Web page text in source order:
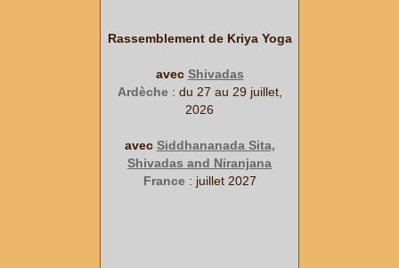
Rassemblement de Kriya Yoga
avec Shivadas
Ardèche: du 27 au 29 juillet,
2026
avec Siddhananada Sita,
Shivadas and Niranjana
France: juillet 2027